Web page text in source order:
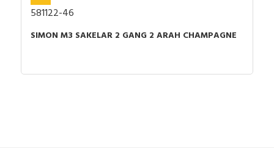
581122-46
SIMON M3 SAKELAR 2 GANG 2 ARAH CHAMPAGNE